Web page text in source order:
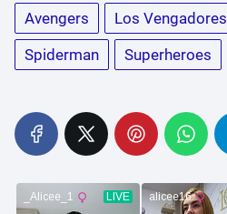
Avengers Los Vengadores
Spiderman
Superheroes